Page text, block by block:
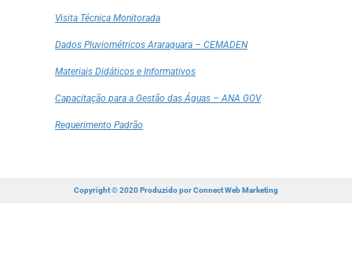
Visita Técnica Monitorada
Dados Pluviométricos Araraquara – CEMADEN
Materiais Didáticos e Informativos
Capacitação para a Gestão das Águas – ANA GOV
Requerimento Padrão
Copyright © 2020 Produzido porConnect Web Marketing